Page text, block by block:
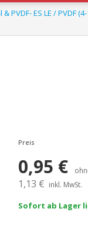
ES LE / PVDF
Preis
0,95 €
1,13 € inkl. MwSt.
Sofort ab Lager